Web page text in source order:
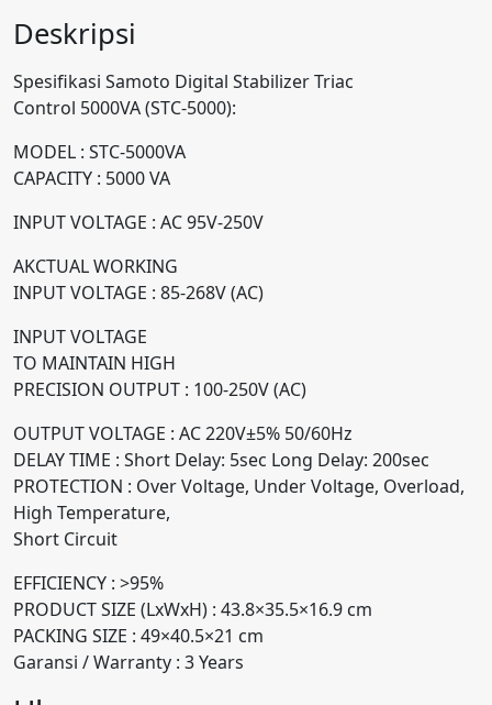
Deskripsi
Spesifikasi Samoto Digital Stabilizer Triac
Control 5000VA (STC-5000):
MODEL : STC-5000VA
CAPACITY : 5000 VA
INPUT VOLTAGE : AC 95V-250V
AKCTUAL WORKING
INPUT VOLTAGE : 85-268V (AC)
INPUT VOLTAGE
TO MAINTAIN HIGH
PRECISION OUTPUT : 100-250V (AC)
OUTPUT VOLTAGE : AC 220V±5% 50/60Hz
DELAY TIME : Short Delay: 5sec Long Delay: 200sec
PROTECTION : Over Voltage, Under Voltage, Overload,
High Temperature,
Short Circuit
EFFICIENCY : >95%
PRODUCT SIZE (LxWxH) : 43.8×35.5×16.9 cm
PACKING SIZE : 49×40.5×21 cm
Garansi / Warranty : 3 Years